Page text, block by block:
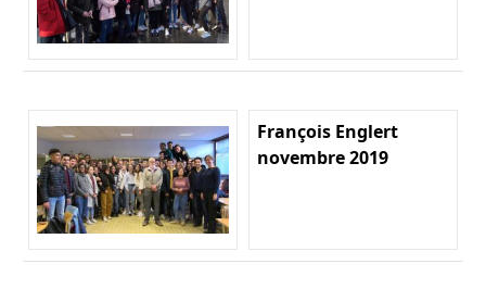
François Englert
novembre 2019